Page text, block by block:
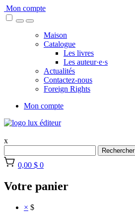
Skip
to
Mon compte
Maison
Catalogue
Les livres
Les auteur·e·s
Actualités
Contactez-nous
Foreign Rights
Mon compte
x
Rechercher
0,00 $ 0
Votre panier
× $